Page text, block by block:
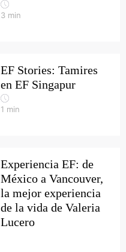
3 min
EF Stories: Tamires
en EF Singapur
1 min
Experiencia EF: de
México a Vancouver,
la mejor experiencia
de la vida de Valeria
Lucero